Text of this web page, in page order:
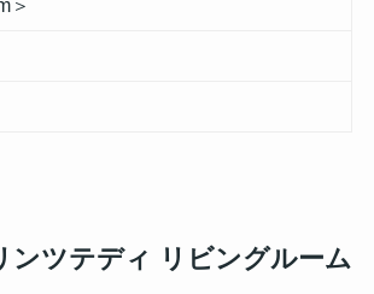
＞
ツテディ リビングルーム